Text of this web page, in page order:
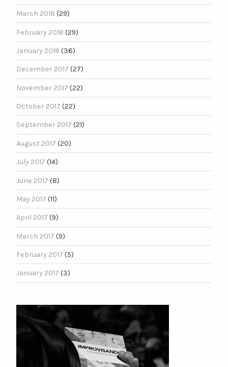
March 2018 (29)
February 2018 (29)
January 2018 (36)
December 2017 (27)
November 2017 (22)
October 2017 (22)
September 2017 (21)
August 2017 (20)
July 2017 (14)
June 2017 (8)
May 2017 (11)
April 2017 (9)
March 2017 (9)
February 2017 (5)
January 2017 (3)